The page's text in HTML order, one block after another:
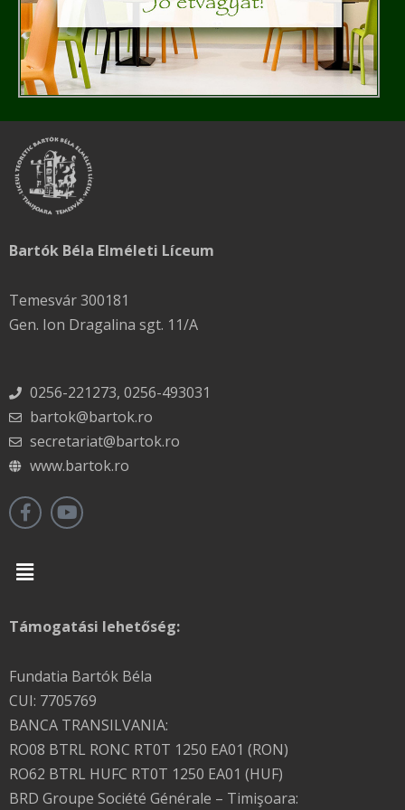
Bartók Béla Elméleti Líceum
Temesvár 300181
Gen. Ion Dragalina sgt. 11/A
0256-221273, 0256-493031
bartok@bartok.ro
secretariat@bartok.ro
www.bartok.ro
Menu
Támogatási lehetőség:
Fundatia Bartók Béla
CUI: 7705769
BANCA TRANSILVANIA:
RO08 BTRL RONC RT0T 1250 EA01 (RON)
RO62 BTRL HUFC RT0T 1250 EA01 (HUF)
BRD Groupe Société Générale – Timişoara: